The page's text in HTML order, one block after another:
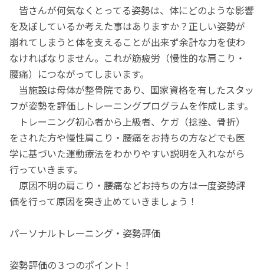
皆さんが何気なくとってる姿勢は、体にどのような影響
を及ぼしているか考えた事はありますか？正しい姿勢が
崩れてしまうと体を支えることが出来ず余計な力を使わ
なければなりません。これが筋疲労（慢性的な肩こり・
腰痛）につながってしまいます。
当施設は母体が整骨院であり、国家資格を有したスタッ
フが姿勢を評価しトレーニングプログラムを作成します。
トレーニング初心者から上級者、ケガ（捻挫、骨折）
をされた方や慢性肩こり・腰痛をお持ちの方などでも医
学に基づいた運動療法をわかりやすい説明を入れながら
行っていきます。
原因不明の肩こり・腰痛などお持ちの方は一度姿勢評
価を行って原因を突き止めていきましょう！
パーソナルトレーニング・姿勢評価
姿勢評価の３つのポイント！